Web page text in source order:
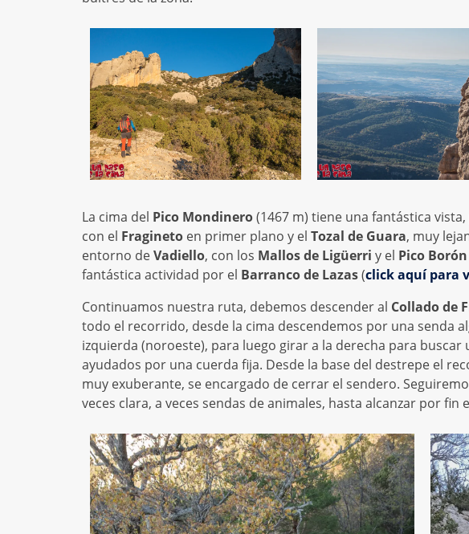
La cima del Pico Mondinero(1467 m) tiene una fantástica
con el Fragineto en primer plano y el Tozal de Guara, muy
entorno deVadiello, con los Mallos de Ligüerri y el Pico Borón
fantástica actividad por el Barranco de Lazas(click aquí para
Continuamos nuestra ruta, debemos descender al Collado de
todo el recorrido, desde la cima descendemos por una senda
izquierda (noroeste), para luego girar a la derecha para
ayudados por una cuerda fija. Desde la base del destrepe el
muy exuberante, se encargado de cerrar el sendero.
veces clara, a veces sendas de animales, hasta alcanzar por fin